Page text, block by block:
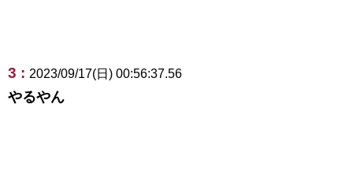
3 : 2023/09/17(日) 00:56:37.56
やるやん